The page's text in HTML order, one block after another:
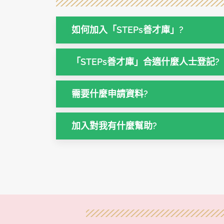
如何加入「STEPs善才庫」?
「STEPs善才庫」合適什麼人士登記?
需要什麼申請資料?
加入對我有什麼幫助?